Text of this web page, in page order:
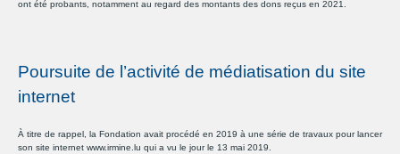
ont été probants, notamment au regard des montants des dons reçus en 2021.
Poursuite de l’activité de médiatisation du site
internet
À titre de rappel, la Fondation avait procédé en 2019 à une série de travaux pour lancer
son site internet www.irmine.lu qui a vu le jour le 13 mai 2019.